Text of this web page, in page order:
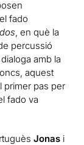
fado
, en què la
percussió
amb la
aquest
primer pas per
fado va
Jonas i